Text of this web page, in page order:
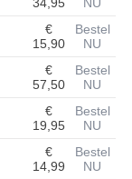
€
15,90
Bestel
NU
€
57,50
Bestel
NU
€
19,95
Bestel
NU
€
14,99
Bestel
NU